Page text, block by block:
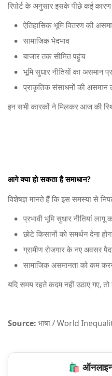
रिपोर्ट के अनुसार इसके पीछे कई
ऐतिहासिक भूमि वितरण की
सामाजिक भेदभाव
बाजार तक सीमित पहुंच
भूमि सुधार नीतियों का असमान
प्राकृतिक संसाधनों की असमान
इन सभी कारकों ने मिलकर आज की
आगे क्या हो सकता है समाधान?
विशेषज्ञ मानते हैं कि इस समस्या से
प्रभावी भूमि सुधार नीतियां लागू
छोटे किसानों को समर्थन देना
ग्रामीण रोजगार के नए अवसर
सामाजिक असमानता को कम
यदि समय रहते कदम नहीं उठाए गए,
Source: भाषा / World
🛍️ ऑनलाइन